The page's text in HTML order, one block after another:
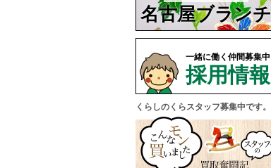
名古屋ブランチ
一緒に働く仲間募集中
採用情報
くらしのくらスタッフ募集中です。